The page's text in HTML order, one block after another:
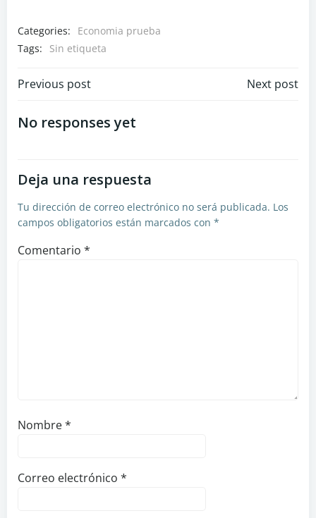
Categories:
Economia prueba
Tags:
Sin etiqueta
Navegación
por
entradas
Previous post
Navegación
entradas
Next post
No responses yet
Deja una respuesta
Tu dirección de correo electrónico no será publicada. Los
campos obligatorios están marcados con *
Comentario *
Nombre*
Correo electrónico *